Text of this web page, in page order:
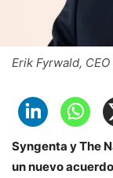
Erik Fyrwald,
Syngenta y The
un nuevo